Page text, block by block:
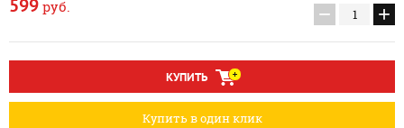
599 руб. − +
КУПИТЬ
Купить в один клик